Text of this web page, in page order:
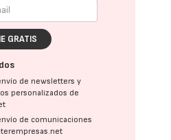
GRATIS
de newsletters y
personalizados de
de comunicaciones